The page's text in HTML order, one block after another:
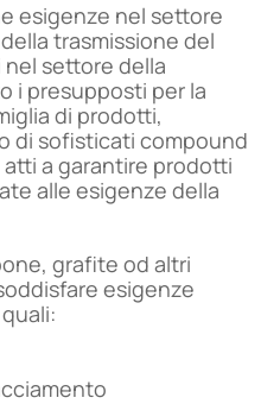
esigenze nel settore
trasmissione del
settore della
i presupposti per la
di prodotti,
di sofisticati compound
a garantire prodotti
alle esigenze della
grafite od altri
esigenze